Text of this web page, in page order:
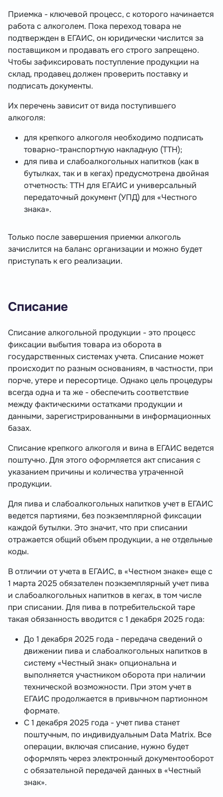
Приемка - ключевой процесс, с которого начинается
работа с алкоголем. Пока переход товара не
подтвержден в ЕГАИС, он юридически числится за
поставщиком и продавать его строго запрещено.
Чтобы зафиксировать поступление продукции на
склад, продавец должен проверить поставку и
подписать документы.
Их перечень зависит от вида поступившего
алкоголя:
для крепкого алкоголя необходимо подписать
товарно-транспортную накладную (ТТН);
для пива и слабоалкогольных напитков (как в
бутылках, так и в кегах) предусмотрена двойная
отчетность: ТТН для ЕГАИС и универсальный
передаточный документ (УПД) для «Честного
знака».
Только после завершения приемки алкоголь
зачислится на баланс организации и можно будет
приступать к его реализации.
Списание
Списание алкогольной продукции - это процесс
фиксации выбытия товара из оборота в
государственных системах учета. Списание может
происходит по разным основаниям, в частности, при
порче, утере и пересортице. Однако цель процедуры
всегда одна и та же - обеспечить соответствие
между фактическими остатками продукции и
данными, зарегистрированными в информационных
базах.
Списание крепкого алкоголя и вина в ЕГАИС ведется
поштучно. Для этого оформляется акт списания с
указанием причины и количества утраченной
продукции.
Для пива и слабоалкогольных напитков учет в ЕГАИС
ведется партиями, без поэкземплярной фиксации
каждой бутылки. Это значит, что при списании
отражается общий объем продукции, а не отдельные
коды.
В отличии от учета в ЕГАИС, в «Честном знаке» еще с
1 марта 2025 обязателен поэкземплярный учет пива
и слабоалкогольных напитков в кегах, в том числе
при списании. Для пива в потребительской таре
такая обязанность вводится с 1 декабря 2025 года:
До 1 декабря 2025 года - передача сведений о
движении пива и слабоалкогольных напитков в
систему «Честный знак» опциональна и
выполняется участником оборота при наличии
технической возможности. При этом учет в
ЕГАИС продолжается в привычном партионном
формате.
С 1 декабря 2025 года - учет пива станет
поштучным, по индивидуальным Data Matrix. Все
операции, включая списание, нужно будет
оформлять через электронный документооборот
с обязательной передачей данных в «Честный
знак».